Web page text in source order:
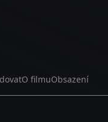
O filmuObsazení